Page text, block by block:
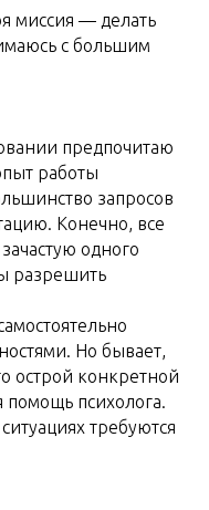
миссия — делать
с большим
предпочитаю
работы
запросов
Конечно, все
одного
разрешить
Но бывает,
острой конкретной
помощь психолога.
требуются